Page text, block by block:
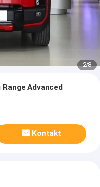
2/8
Advanced
Kontakt